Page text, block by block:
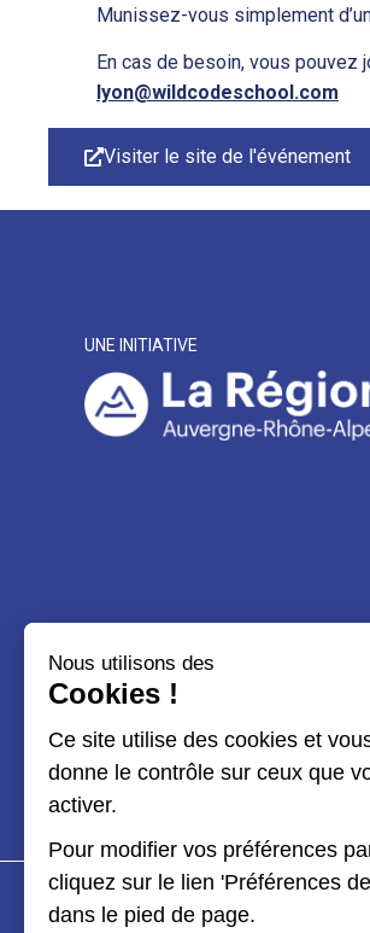
Munissez-vous simplement
En cas de besoin, vous pouvez
lyon@wildcodeschool.com
Visiter le site de l'événement
UNE INITIATIVE
Nous utilisons des
Cookies !
Ce site utilise des cookies et
donne le contrôle sur ceux que
activer.
Pour modifier vos préférences
cliquez sur le lien 'Préférences
dans le pied de page.